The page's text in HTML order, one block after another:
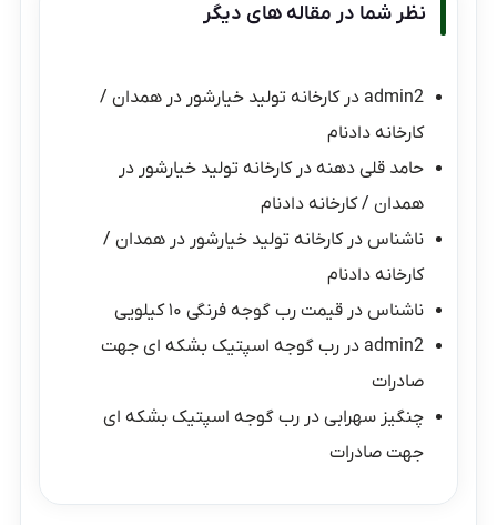
نظر شما در مقاله های دیگر
admin2 درکارخانه تولید خیارشور در همدان /
کارخانه دادنام
حامد قلی دهنه درکارخانه تولید خیارشور در
همدان / کارخانه دادنام
ناشناس درکارخانه تولید خیارشور در همدان /
کارخانه دادنام
ناشناس درقیمت رب گوجه فرنگی ۱۰ کیلویی
admin2 دررب گوجه اسپتیک بشکه ای جهت
صادرات
چنگیز سهرابی دررب گوجه اسپتیک بشکه ای
جهت صادرات